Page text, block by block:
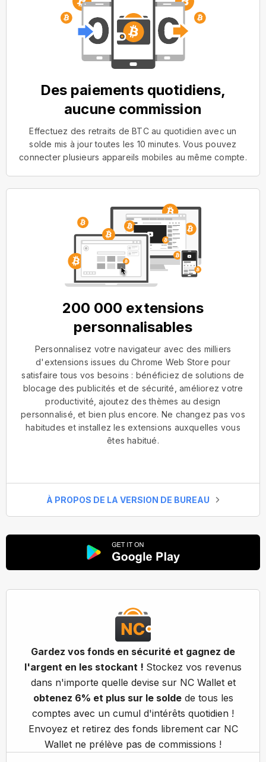
Des paiements quotidiens,
aucune commission
Effectuez des retraits de BTC au quotidien avec un
solde mis à jour toutes les 10 minutes. Vous pouvez
connecter plusieurs appareils mobiles au même compte.
200 000 extensions
personnalisables
Personnalisez votre navigateur avec des milliers
d'extensions issues du Chrome Web Store pour
satisfaire tous vos besoins : bénéficiez de solutions de
blocage des publicités et de sécurité, améliorez votre
productivité, ajoutez des thèmes au design
personnalisé, et bien plus encore. Ne changez pas vos
habitudes et installez les extensions auxquelles vous
êtes habitué.
À PROPOS DE LA VERSION DE BUREAU
Gardez vos fonds en sécurité et gagnez de
l'argent en les stockant ! Stockez vos revenus
dans n'importe quelle devise sur NC Wallet et
obtenez 6% et plus sur le soldede tous les
comptes avec un cumul d'intérêts quotidien !
Envoyez et retirez des fonds librement car NC
Wallet ne prélève pas de commissions !